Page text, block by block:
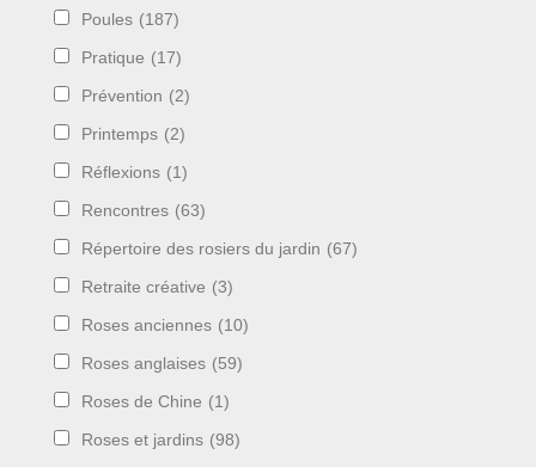
Poules (187)
Pratique (17)
Prévention (2)
Printemps (2)
Réflexions (1)
Rencontres (63)
Répertoire des rosiers du jardin (67)
Retraite créative (3)
Roses anciennes (10)
Roses anglaises (59)
Roses de Chine (1)
Roses et jardins (98)